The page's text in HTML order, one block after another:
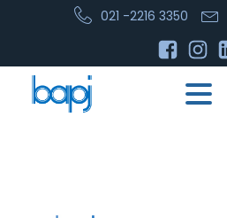
021 -2216 3350